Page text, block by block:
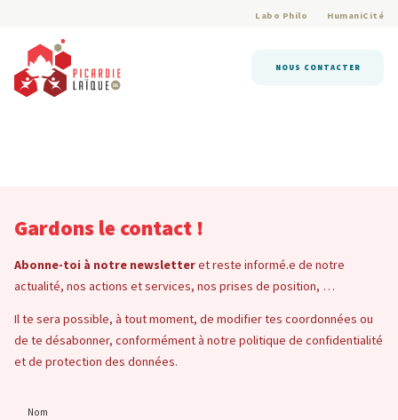
Labo Philo HumaniCité
NOUS CONTACTER
Gardons le contact !
Abonne-toi à notre newsletteret reste informé.e de notre
actualité, nos actions et services, nos prises de position, …
Il te sera possible, à tout moment, de modifier tes coordonnées ou
de te désabonner, conformément à notre politique de confidentialité
et de protection des données.
Nom